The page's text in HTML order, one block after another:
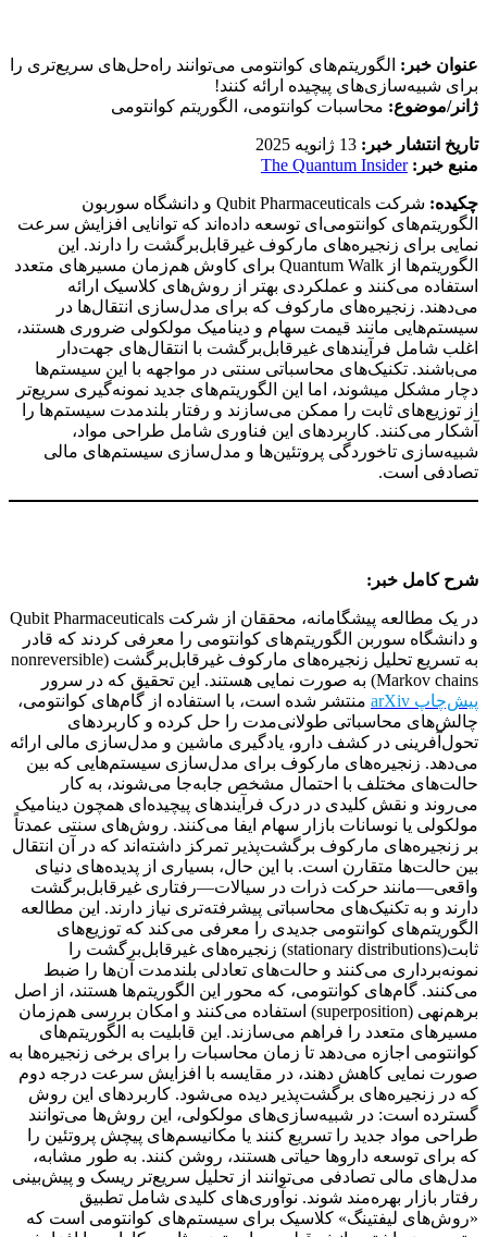
عنوان خبر: الگوریتم‌های کوانتومی می‌توانند راه‌حل‌های سریع‌تری را
برای شبیه‌سازی‌های پیچیده ارائه کنند!
ژانر/موضوع: محاسبات کوانتومی، الگوریتم کوانتومی
تاریخ انتشار خبر:
منبع خبر: The Quantum Insider
چکیده:
شرکت Qubit Pharmaceuticals و دانشگاه سوربون
الگوریتم‌های کوانتومی‌ای توسعه داده‌اند که توانایی افزایش سرعت
نمایی برای زنجیره‌های مارکوف غیرقابل‌برگشت را دارند. این
الگوریتم‌ها از Quantum Walk برای کاوش هم‌زمان مسیرهای متعدد
استفاده می‌کنند و عملکردی بهتر از روش‌های کلاسیک ارائه
می‌دهند. زنجیره‌های مارکوف که برای مدل‌سازی انتقال‌ها در
سیستم‌هایی مانند قیمت سهام و دینامیک مولکولی ضروری هستند،
اغلب شامل فرآیندهای غیرقابل‌برگشت با انتقال‌های جهت‌دار
می‌باشند. تکنیک‌های محاسباتی سنتی در مواجهه با این سیستم‌ها
دچار مشکل میشوند، اما این الگوریتم‌های جدید نمونه‌گیری سریع‌تر
از توزیع‌های ثابت را ممکن می‌سازند و رفتار بلندمدت سیستم‌ها را
آشکار می‌کنند. کاربردهای این فناوری شامل طراحی مواد،
شبیه‌سازی تاخوردگی پروتئین‌ها و مدل‌سازی سیستم‌های مالی
تصادفی است.
شرح کامل خبر:
در یک مطالعه پیشگامانه، محققان از شرکت Qubit Pharmaceuticals
و دانشگاه سوربن الگوریتم‌های کوانتومی را معرفی کردند که قادر
به تسریع تحلیل زنجیره‌های مارکوف غیرقابل‌برگشت (nonreversible
Markov chains) به صورت نمایی هستند. این تحقیق که در سرور
پیش‌چاپ arXiv
منتشر شده است، با استفاده از گام‌های کوانتومی،
چالش‌های محاسباتی طولانی‌مدت را حل کرده و کاربردهای
تحول‌آفرینی در کشف دارو، یادگیری ماشین و مدل‌سازی مالی ارائه
می‌دهد. زنجیره‌های مارکوف برای مدل‌سازی سیستم‌هایی که بین
حالت‌های مختلف با احتمال مشخص جابه‌جا می‌شوند، به کار
می‌روند و نقش کلیدی در درک فرآیندهای پیچیده‌ای همچون دینامیک
مولکولی یا نوسانات بازار سهام ایفا می‌کنند. روش‌های سنتی عمدتاً
بر زنجیره‌های مارکوف برگشت‌پذیر تمرکز داشته‌اند که در آن انتقال
بین حالت‌ها متقارن است. با این حال، بسیاری از پدیده‌های دنیای
واقعی—مانند حرکت ذرات در سیالات—رفتاری غیرقابل‌برگشت
دارند و به تکنیک‌های محاسباتی پیشرفته‌تری نیاز دارند. این مطالعه
الگوریتم‌های کوانتومی جدیدی را معرفی می‌کند که توزیع‌های
ثابت(stationary distributions) زنجیره‌های غیرقابل‌برگشت را
نمونه‌برداری می‌کنند و حالت‌های تعادلی بلندمدت آن‌ها را ضبط
می‌کنند. گام‌های کوانتومی، که محور این الگوریتم‌ها هستند، از اصل
برهم‌نهی (superposition) استفاده می‌کنند و امکان بررسی هم‌زمان
مسیرهای متعدد را فراهم می‌سازند. این قابلیت به الگوریتم‌های
کوانتومی اجازه می‌دهد تا زمان محاسبات را برای برخی زنجیره‌ها به
صورت نمایی کاهش دهند، در مقایسه با افزایش سرعت درجه دوم
که در زنجیره‌های برگشت‌پذیر دیده می‌شود. کاربردهای این روش
گسترده است: در شبیه‌سازی‌های مولکولی، این روش‌ها می‌توانند
طراحی مواد جدید را تسریع کنند یا مکانیسم‌های پیچش پروتئین را
که برای توسعه داروها حیاتی هستند، روشن کنند. به طور مشابه،
مدل‌های مالی تصادفی می‌توانند از تحلیل سریع‌تر ریسک و پیش‌بینی
رفتار بازار بهره‌مند شوند. نوآوری‌های کلیدی شامل تطبیق
«روش‌های لیفتینگ» کلاسیک برای سیستم‌های کوانتومی است که